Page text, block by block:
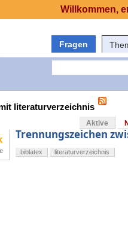
Fragen
literaturverzeichnis
Aktive
Trennungszeichen
biblatex literaturverzeichnis
Willkommen,